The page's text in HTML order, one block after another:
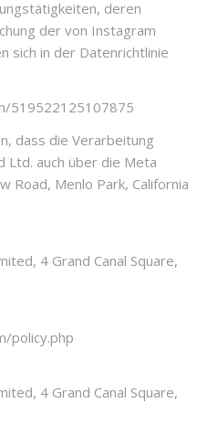
deren
der von Instagram
sich in der Datenrichtlinie
519522125107875
dass die Verarbeitung
Ltd. auch über die Meta
Road, Menlo Park, California
4 Grand Canal Square,
policy.php
4 Grand Canal Square,